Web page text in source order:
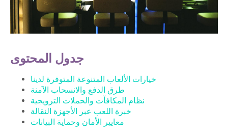
جدول المحتوى
خيارات الألعاب المتنوعة المتوفرة لدينا
طرق الدفع والانسحاب الآمنة
نظام المكافآت والحملات الترويجية
خبرة اللعب عبر الأجهزة النقالة
معايير الأمان وحماية البيانات